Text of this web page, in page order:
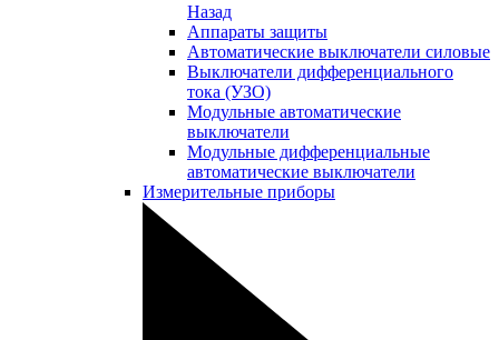
Назад
Аппараты защиты
Автоматические выключатели силовые
Выключатели дифференциального
тока (УЗО)
Модульные автоматические
выключатели
Модульные дифференциальные
автоматические выключатели
Измерительные приборы